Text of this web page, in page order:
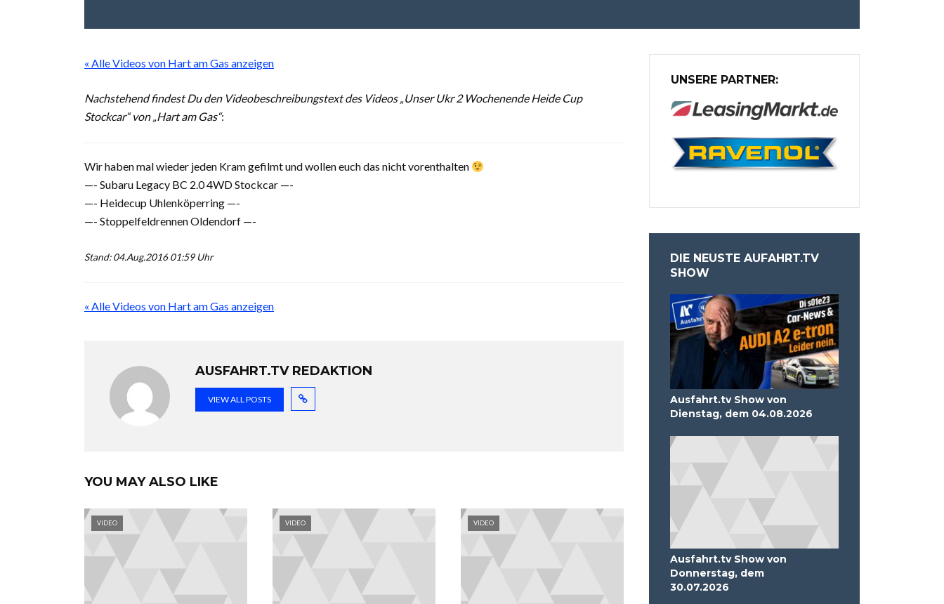
« Alle Videos von Hart am Gas anzeigen
Nachstehend findest Du den Videobeschreibungstext des Videos „Unser Ukr 2 Wochenende Heide Cup
Stockcar“ von „Hart am Gas“:
Wir haben mal wieder jeden Kram gefilmt und wollen euch das nicht vorenthalten
—- Subaru Legacy BC 2.0 4WD Stockcar —-
—- Heidecup Uhlenköperring —-
—- Stoppelfeldrennen Oldendorf —-
Stand: 04.Aug.2016 01:59 Uhr
« Alle Videos von Hart am Gas anzeigen
AUSFAHRT.TV REDAKTION
VIEW ALL POSTS
YOU MAY ALSO LIKE
VIDEO VIDEO VIDEO
UNSERE PARTNER:
DIE NEUSTE AUFAHRT.TV
SHOW
Ausfahrt.tv Show von
Dienstag, dem 04.08.2026
Ausfahrt.tv Show von
Donnerstag, dem
30.07.2026